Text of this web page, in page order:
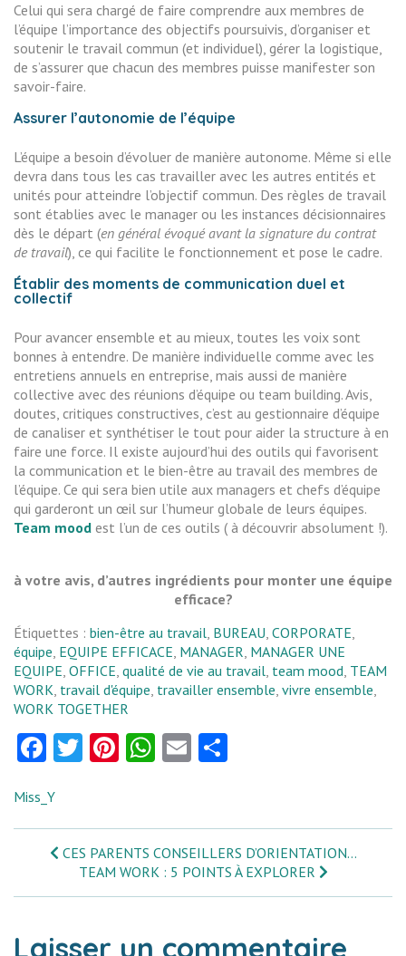
Celui qui sera chargé de faire comprendre aux membres de
l’équipe l’importance des objectifs poursuivis, d’organiser et
soutenir le travail commun (et individuel), gérer la logistique,
de s’assurer que chacun des membres puisse manifester son
savoir-faire.
Assurer l’autonomie de l’équipe
L’équipe a besoin d’évoluer de manière autonome. Même si elle
devra dans tous les cas travailler avec les autres entités et
unités pour atteindre l’objectif commun. Des règles de travail
sont établies avec le manager ou les instances décisionnaires
dès le départ (en général évoqué avant la signature du contrat
de travail), ce qui facilite le fonctionnement et pose le cadre.
Établir des moments de communication duel et
collectif
Pour avancer ensemble et au mieux, toutes les voix sont
bonnes à entendre. De manière individuelle comme avec les
entretiens annuels en entreprise, mais aussi de manière
collective avec des réunions d’équipe ou team building. Avis,
doutes, critiques constructives, c’est au gestionnaire d’équipe
de canaliser et synthétiser le tout pour aider la structure à en
faire une force. Il existe aujourd’hui des outils qui favorisent
la communication et le bien-être au travail des membres de
l’équipe. Ce qui sera bien utile aux managers et chefs d’équipe
qui garderont un œil sur l’humeur globale de leurs équipes.
Team mood est l’un de ces outils ( à découvrir absolument !).
à votre avis, d’autres ingrédients pour monter une équipe
efficace?
Étiquettes : bien-être au travail, BUREAU, CORPORATE,
équipe, EQUIPE EFFICACE, MANAGER, MANAGER UNE
EQUIPE, OFFICE, qualité de vie au travail, team mood, TEAM
WORK, travail d'équipe, travailler ensemble, vivre ensemble,
WORK TOGETHER
Facebook
Twitter
Pinterest
WhatsApp
Email
Miss_Y
CES PARENTS CONSEILLERS D’ORIENTATION…
TEAM WORK : 5 POINTS À EXPLORER
Laisser un commentaire